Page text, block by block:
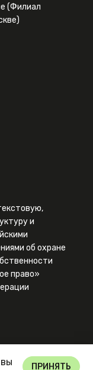
(Филиал
и
об охране
право»
ПРИНЯТЬ